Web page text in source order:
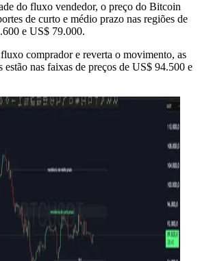
do fluxo vendedor, o preço do Bitcoin
de curto e médio prazo nas regiões de
e US$ 79.000.
comprador e reverta o movimento, as
estão nas faixas de preços de US$ 94.500 e